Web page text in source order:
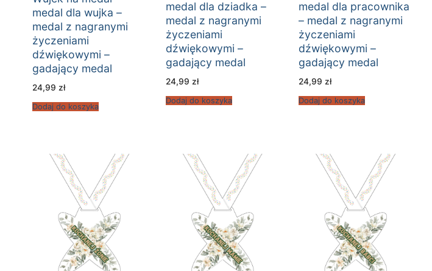
medal dla wujka –
medal z nagranymi
życzeniami
dźwiękowymi –
gadający medal
24,99 zł
Dodaj do koszyka
medal dla dziadka –
medal z nagranymi
życzeniami
dźwiękowymi –
gadający medal
24,99 zł
Dodaj do koszyka
medal dla pracownika
– medal z nagranymi
życzeniami
dźwiękowymi –
gadający medal
24,99 zł
Dodaj do koszyka